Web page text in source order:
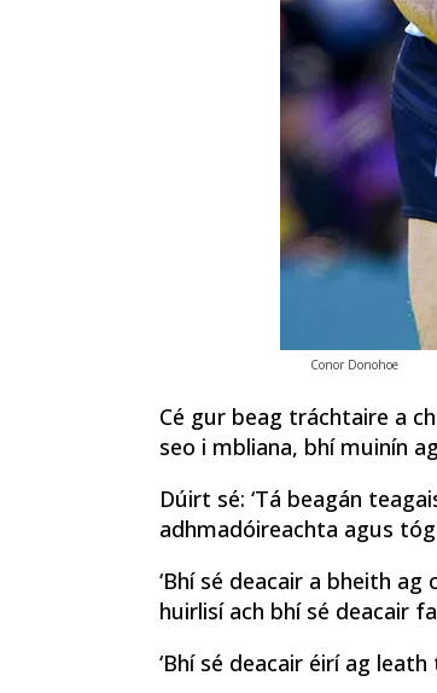
Conor Donohoe
Cé gur beag tráchtaire a
seo i mbliana, bhí muinín
Dúirt sé: ‘Tá beagán
adhmadóireachta agus
‘Bhí sé deacair a bheith
huirlisí ach bhí sé deacair
‘Bhí sé deacair éirí ag